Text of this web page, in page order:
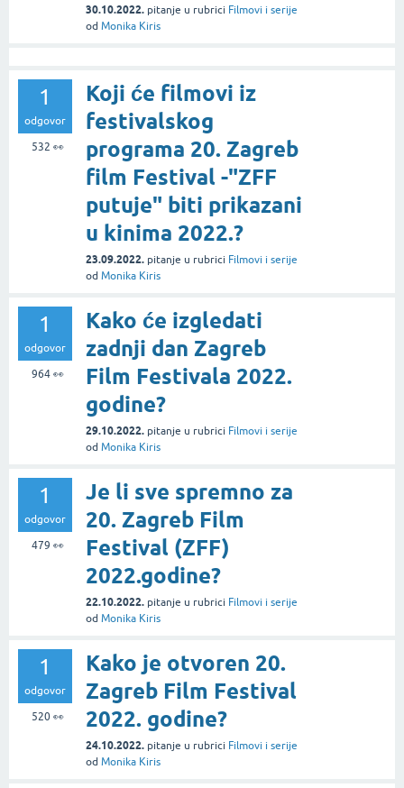
30.10.2022. pitanje u rubrici Filmovi i serije
od Monika Kiris
1
odgovor
532 👀
Koji će filmovi iz
festivalskog
programa 20. Zagreb
film Festival -"ZFF
putuje" biti prikazani
u kinima 2022.?
23.09.2022. pitanje u rubrici Filmovi i serije
od Monika Kiris
1
odgovor
964👀
Kako će izgledati
zadnji dan Zagreb
Film Festivala 2022.
godine?
29.10.2022. pitanje u rubrici Filmovi i serije
od Monika Kiris
1
odgovor
479 👀
Je li sve spremno za
20. Zagreb Film
Festival (ZFF)
2022.godine?
22.10.2022. pitanje u rubrici Filmovi i serije
od Monika Kiris
1
odgovor
520👀
Kako je otvoren 20.
Zagreb Film Festival
2022. godine?
24.10.2022. pitanje u rubrici Filmovi i serije
od Monika Kiris